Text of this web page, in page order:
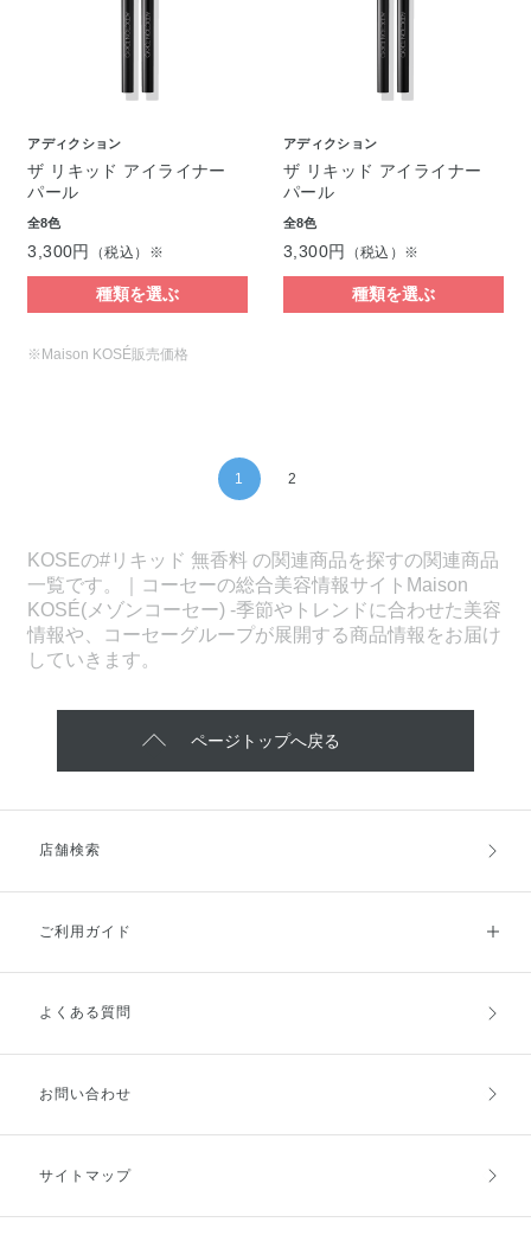
アディクション
ザ リキッド アイライナー
パール
全8色
3,300円 （税込）※
種類を選ぶ
アディクション
ザ リキッド アイライナー
パール
全8色
3,300円 （税込）※
種類を選ぶ
※Maison KOSÉ販売価格
1 2
KOSEの#リキッド 無香料 の関連商品を探すの関連商品
一覧です。｜コーセーの総合美容情報サイトMaison
KOSÉ(メゾンコーセー) -季節やトレンドに合わせた美容
情報や、コーセーグループが展開する商品情報をお届け
していきます。
ページトップへ戻る
店舗検索
ご利用ガイド
ご利用ガイドトップ
お支払方法
キャンセル・返品・交換
よくある質問
お問い合わせ
サイトマップ